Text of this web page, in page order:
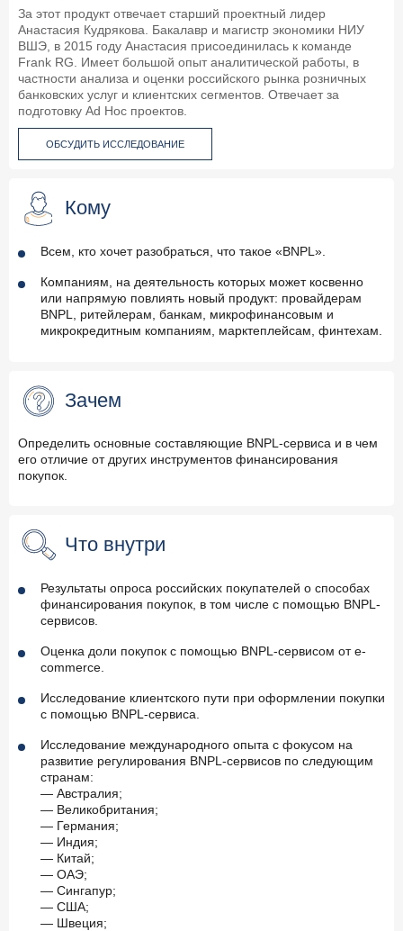
За этот продукт отвечает старший проектный лидер
Анастасия Кудрякова. Бакалавр и магистр экономики НИУ
ВШЭ, в 2015 году Анастасия присоединилась к команде
Frank RG. Имеет большой опыт аналитической работы, в
частности анализа и оценки российского рынка розничных
банковских услуг и клиентских сегментов. Отвечает за
подготовку Ad Hoc проектов.
ОБСУДИТЬ ИССЛЕДОВАНИЕ
Кому
Всем, кто хочет разобраться, что такое «BNPL».
Компаниям, на деятельность которых может косвенно
или напрямую повлиять новый продукт: провайдерам
BNPL, ритейлерам, банкам, микрофинансовым и
микрокредитным компаниям, марктеплейсам, финтехам.
Зачем
Определить основные составляющие BNPL-сервиса и в чем
его отличие от других инструментов финансирования
покупок.
Что внутри
Результаты опроса российских покупателей о способах
финансирования покупок, в том числе с помощью BNPL-
сервисов.
Оценка доли покупок с помощью BNPL-сервисом от e-
commerce.
Исследование клиентского пути при оформлении покупки
с помощью BNPL-сервиса.
Исследование международного опыта с фокусом на
развитие регулирования BNPL-сервисов по следующим
странам:
— Австралия;
— Великобритания;
— Германия;
— Индия;
— Китай;
— ОАЭ;
— Сингапур;
— США;
— Швеция;